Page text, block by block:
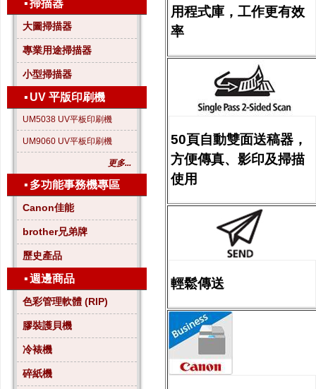
▪掃描器
大圖掃描器
專業用途掃描器
小型掃描器
▪ UV 平版印刷機
UM5038 UV平板印刷機
UM9060 UV平板印刷機
更多...
▪ 多功能事務機專區
Canon佳能
brother兄弟牌
歷史產品
▪週邊商品
色彩管理軟體 (RIP)
膠裝護貝機
冷裱機
碎紙機
用程式庫，工作更有效
率
50頁自動雙面送稿器，
方便傳真、影印及掃描
使用
輕鬆傳送